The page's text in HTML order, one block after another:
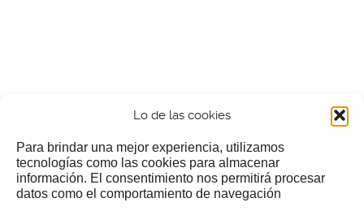
Lo de las cookies
Para brindar una mejor experiencia, utilizamos
tecnologías como las cookies para almacenar
información. El consentimiento nos permitirá procesar
datos como el comportamiento de navegación
¿Nos invitas a un cafecillo?